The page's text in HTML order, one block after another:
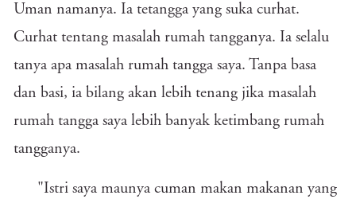
Uman namanya. Ia tetangga yang suka curhat.
Curhat tentang masalah rumah tangganya. Ia selalu
tanya apa masalah rumah tangga saya. Tanpa basa
dan basi, ia bilang akan lebih tenang jika masalah
rumah tangga saya lebih banyak ketimbang rumah
tangganya.
"Istri saya maunya cuman makan makanan yang